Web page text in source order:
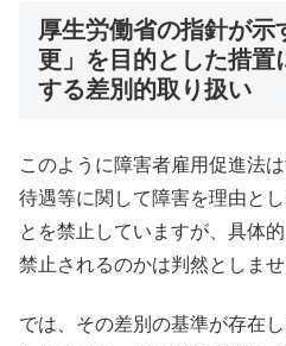
厚生労働省の指針が示
更」を目的とした措置
する差別的取り扱い
このように障害者雇用促進法
待遇等に関して障害を理由と
とを禁止していますが、具体
禁止されるのかは判然としませ
では、その差別の基準が存在